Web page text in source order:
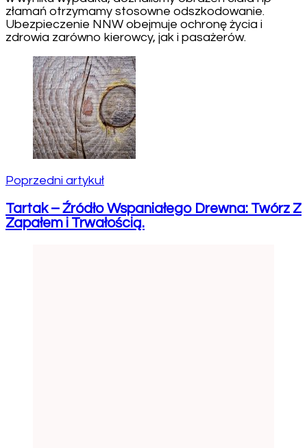
złamań otrzymamy stosowne odszkodowanie.
Ubezpieczenie NNW obejmuje ochronę życia i
zdrowia zarówno kierowcy, jak i pasażerów.
Nawigacja
wpisu
Poprzedni artykuł
Tartak – Źródło Wspaniałego Drewna: Twórz Z
Zapałem i Trwałością.